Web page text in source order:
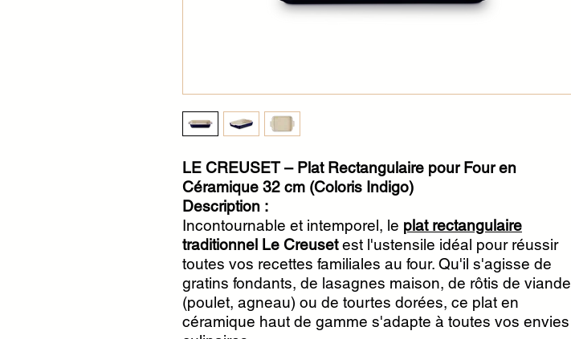
LE CREUSET – Plat Rectangulaire pour Four en
Céramique 32 cm (Coloris Indigo)
Description :
Incontournable et intemporel, le plat rectangulaire
traditionnel Le Creusetest l'ustensile idéal pour réussir
toutes vos recettes familiales au four. Qu'il s'agisse de
gratins fondants, de lasagnes maison, de rôtis de viande
(poulet, agneau) ou de tourtes dorées, ce plat en
céramique haut de gamme s'adapte à toutes vos envies